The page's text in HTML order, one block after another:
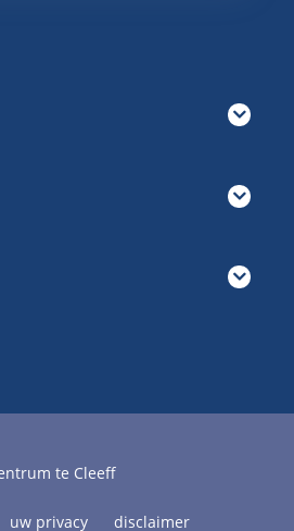
te Cleeff
uw privacy disclaimer